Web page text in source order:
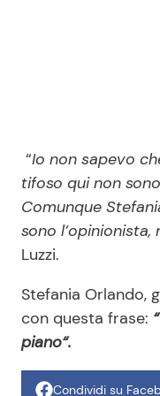
“Io non sapevo
tifoso qui non
Comunque
sono
Luzzi.
Stefania Orlando,
con questa frase:
piano“.
Condividi su